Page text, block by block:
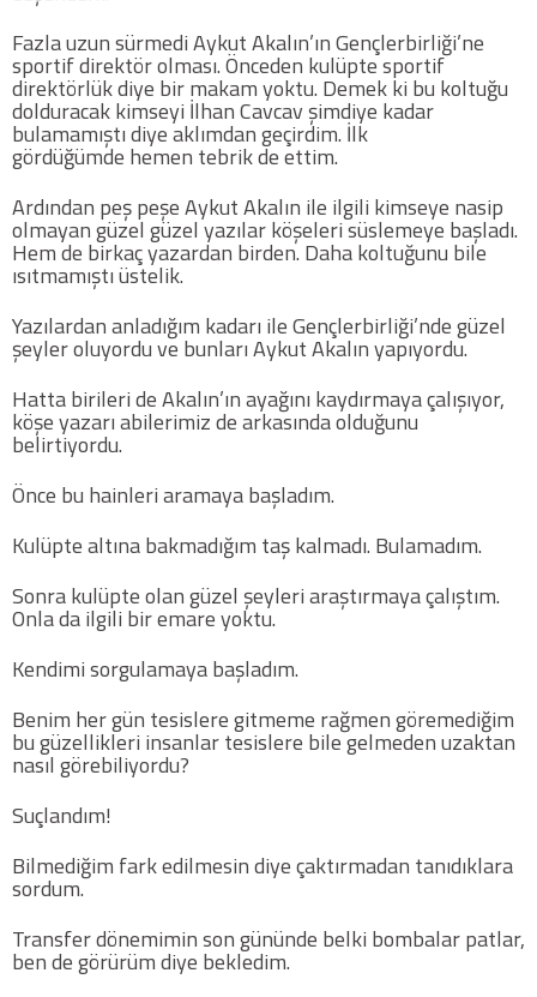
Sosyal Medya
Facebook
Google Plus
Instagram
Hakkımızda
Blog
Web Sürüme Geç
COPYLEFT 2014. AGB Bilişim Teknolojileri
Fazla uzun sürmedi Aykut Akalın’ın Gençlerbirliği’ne
sportif direktör olması. Önceden kulüpte sportif
direktörlük diye bir makam yoktu. Demek ki bu koltuğu
dolduracak kimseyi İlhan Cavcav şimdiye kadar
bulamamıştı diye aklımdan geçirdim. İlk
gördüğümde hemen tebrik de ettim.
Ardından peş peşe Aykut Akalın ile ilgili kimseye nasip
olmayan güzel güzel yazılar köşeleri süslemeye başladı.
Hem de birkaç yazardan birden. Daha koltuğunu bile
ısıtmamıştı üstelik.
Yazılardan anladığım kadarı ile Gençlerbirliği’nde güzel
şeyler oluyordu ve bunları Aykut Akalın yapıyordu.
Hatta birileri de Akalın’ın ayağını kaydırmaya çalışıyor,
köşe yazarı abilerimiz de arkasında olduğunu
belirtiyordu.
Önce bu hainleri aramaya başladım.
Kulüpte altına bakmadığım taş kalmadı. Bulamadım.
Sonra kulüpte olan güzel şeyleri araştırmaya çalıştım.
Onla da ilgili bir emare yoktu.
Kendimi sorgulamaya başladım.
Benim her gün tesislere gitmeme rağmen göremediğim
bu güzellikleri insanlar tesislere bile gelmeden uzaktan
nasıl görebiliyordu?
Suçlandım!
Bilmediğim fark edilmesin diye çaktırmadan tanıdıklara
sordum.
Transfer dönemimin son gününde belki bombalar patlar,
ben de görürüm diye bekledim.